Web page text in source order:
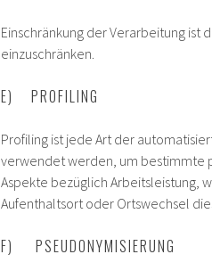
Einschränkung der Verarbeitung
einzuschränken.
E) PROFILING
Profiling ist jede Art der
verwendet werden, um bestimmte
Aspekte bezüglich Arbeitsleistung,
Aufenthaltsort oder Ortswechsel
F) PSEUDONYMISIERUNG